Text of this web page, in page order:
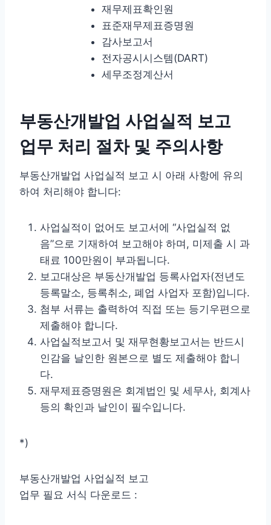
재무제표확인원
표준재무제표증명원
감사보고서
전자공시시스템(DART)
세무조정계산서
부동산개발업 사업실적 보고
업무 처리 절차 및 주의사항
부동산개발업 사업실적 보고 시 아래 사항에 유의
하여 처리해야 합니다:
사업실적이 없어도 보고서에 “사업실적 없
음”으로 기재하여 보고해야 하며, 미제출 시 과
태료 100만원이 부과됩니다.
보고대상은 부동산개발업 등록사업자(전년도
등록말소, 등록취소, 폐업 사업자 포함)입니다.
첨부 서류는 출력하여 직접 또는 등기우편으로
제출해야 합니다.
사업실적보고서 및 재무현황보고서는 반드시
인감을 날인한 원본으로 별도 제출해야 합니
다.
재무제표증명원은 회계법인 및 세무사, 회계사
등의 확인과 날인이 필수입니다.
*)
부동산개발업 사업실적 보고
업무 필요 서식 다운로드 :